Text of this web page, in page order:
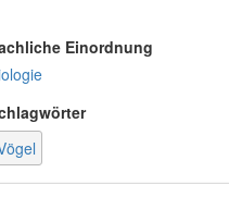
Einordnung